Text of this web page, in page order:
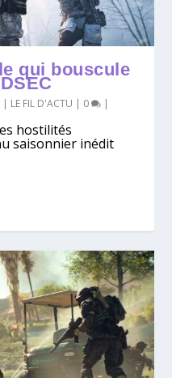
qui bouscule
| LE FIL D'ACTU | 0 |
hostilités
saisonnier inédit